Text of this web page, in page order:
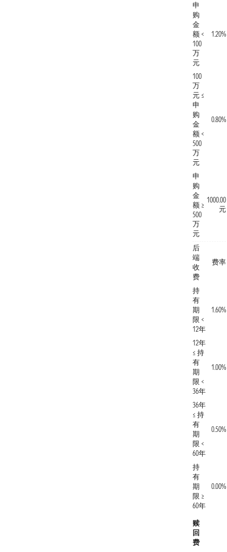
申
购
金
额 <
100
万
元
1.20%
100
万
元 ≤
申
购
金
额 <
500
万
元
0.80%
申
购
金
额 ≥
500
万
元
1000.00
元
后
端
收
费
费率
持
有
期
限 <
12年
1.60%
12年
≤ 持
有
期
限 <
36年
1.00%
36年
≤ 持
有
期
限 <
60年
0.50%
持
有
期
限 ≥
60年
0.00%
赎
回
费